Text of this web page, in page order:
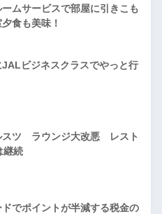
ームサービスで部屋に引きこも
食も美味！
ビジネスクラスでやっと行
スツ ラウンジ大改悪 レスト
継続
でポイントが半減する税金の